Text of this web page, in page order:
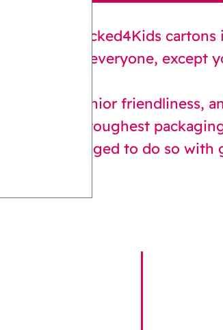
of Locked4Kids
opened by everyone, except
true senior friendliness,
is the toughest
has managed to do so with